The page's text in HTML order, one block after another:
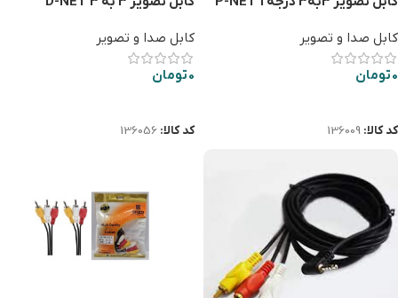
کابل صدا و تصویر
0تومان
کد کالا: 136009
کابل صدا و تصویر
0تومان
کد کالا: 136056